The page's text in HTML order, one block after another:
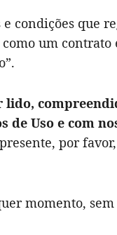
condições que
um contrato
lido,
de Uso e com
por
momento,